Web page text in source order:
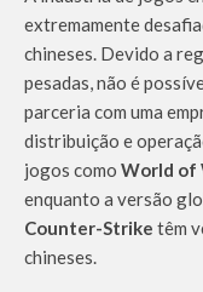
extremamente
chineses. Devido a
pesadas, não é
parceria com uma
distribuição e
jogos como World of
enquanto a versão
Counter-Strike têm
chineses.